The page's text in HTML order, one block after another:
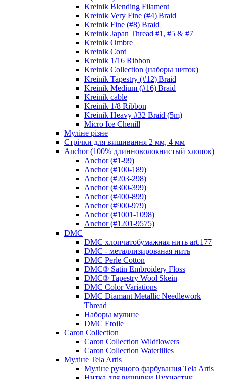
Kreinik Blending Filament
Kreinik Very Fine (#4) Braid
Kreinik Fine (#8) Braid
Kreinik Japan Thread #1, #5 & #7
Kreinik Ombre
Kreinik Cord
Kreinik 1/16 Ribbon
Kreinik Collection (наборы ниток)
Kreinik Tapestry (#12) Braid
Kreinik Medium (#16) Braid
Kreinik cable
Kreinik 1/8 Ribbon
Kreinik Heavy #32 Braid (5m)
Micro Ice Chenill
Муліне різне
Стрічки для вишивання 2 мм, 4 мм
Anchor (100% длинноволокнистый хлопок)
Anchor (#1-99)
Anchor (#100-189)
Anchor (#203-298)
Anchor (#300-399)
Anchor (#400-899)
Anchor (#900-979)
Anchor (#1001-1098)
Anchor (#1201-9575)
DMC
DMC хлопчатобумажная нить art.177
DMC - металлизированая нить
DMC Perle Cotton
DMC® Satin Embroidery Floss
DMC® Tapestry Wool Skein
DMC Color Variations
DMC Diamant Metallic Needlework
Thread
Наборы мулине
DMC Etoile
Caron Collection
Caron Collection Wildflowers
Caron Collection Waterlilies
Муліне Tela Artis
Муліне ручного фарбування Tela Artis